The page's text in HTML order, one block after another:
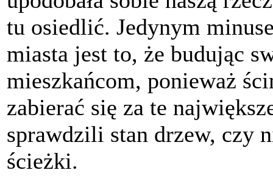
tu osiedlić. Jedynym
miasta jest to, że budując
mieszkańcom, ponieważ
zabierać się za te
sprawdzili stan drzew, czy
ścieżki.